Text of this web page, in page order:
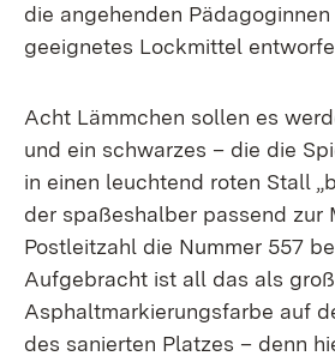
die angehenden
geeignetes Lockmittel
Acht Lämmchen sollen es
und ein schwarzes – die die
in einen leuchtend roten Stall
der spaßeshalber passend zur
Postleitzahl die Nummer 557
Aufgebracht ist all das als
Asphaltmarkierungsfarbe auf
des sanierten Platzes – denn